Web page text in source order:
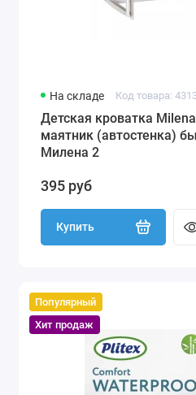
На складе Код товара:
Детская кроватка
маятник (автостенка)
Милена 2
395 руб
Купить
Популярный
Хит продаж